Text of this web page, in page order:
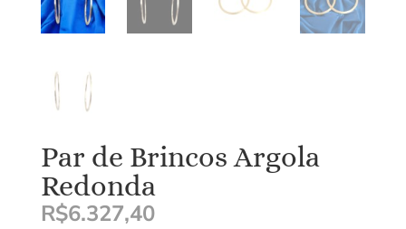
Par de Brincos Argola
Redonda
R$6.327,40